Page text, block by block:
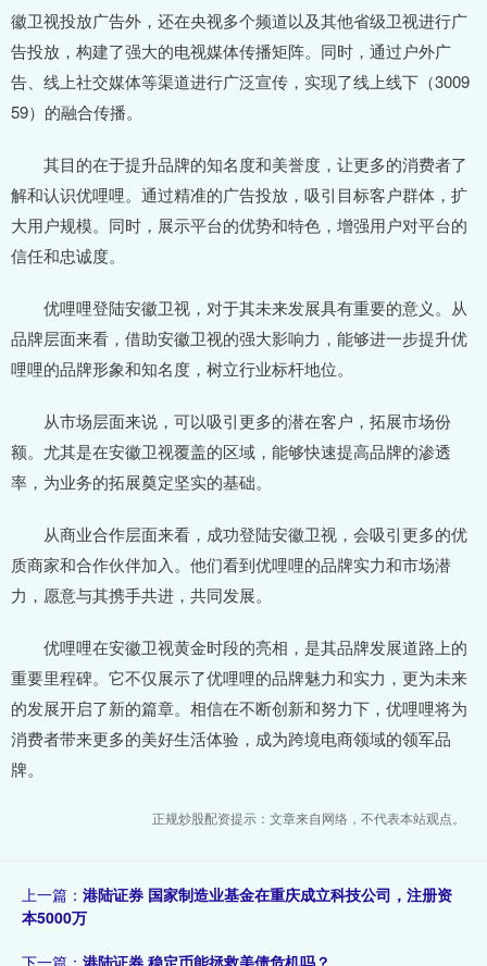
徽卫视投放广告外，还在央视多个频道以及其他省级卫视进行广
告投放，构建了强大的电视媒体传播矩阵。同时，通过户外广
告、线上社交媒体等渠道进行广泛宣传，实现了线上线下（3009
59）的融合传播。
其目的在于提升品牌的知名度和美誉度，让更多的消费者了
解和认识优哩哩。通过精准的广告投放，吸引目标客户群体，扩
大用户规模。同时，展示平台的优势和特色，增强用户对平台的
信任和忠诚度。
优哩哩登陆安徽卫视，对于其未来发展具有重要的意义。从
品牌层面来看，借助安徽卫视的强大影响力，能够进一步提升优
哩哩的品牌形象和知名度，树立行业标杆地位。
从市场层面来说，可以吸引更多的潜在客户，拓展市场份
额。尤其是在安徽卫视覆盖的区域，能够快速提高品牌的渗透
率，为业务的拓展奠定坚实的基础。
从商业合作层面来看，成功登陆安徽卫视，会吸引更多的优
质商家和合作伙伴加入。他们看到优哩哩的品牌实力和市场潜
力，愿意与其携手共进，共同发展。
优哩哩在安徽卫视黄金时段的亮相，是其品牌发展道路上的
重要里程碑。它不仅展示了优哩哩的品牌魅力和实力，更为未来
的发展开启了新的篇章。相信在不断创新和努力下，优哩哩将为
消费者带来更多的美好生活体验，成为跨境电商领域的领军品
牌。
正规炒股配资提示：文章来自网络，不代表本站观点。
上一篇： 港陆证券 国家制造业基金在重庆成立科技公司，注册资
本5000万
下一篇： 港陆证券 稳定币能拯救美债危机吗？